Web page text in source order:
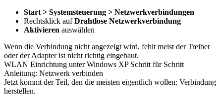
Start > Systemsteuerung > Netzwerkverbindungen
Rechtsklick aufDrahtlose Netzwerkverbindung
Aktivieren auswählen
Wenn die Verbindung nicht angezeigt wird, fehlt meist der Treiber
oder der Adapter ist nicht richtig eingebaut.
WLAN Einrichtung unter Windows XP Schritt für Schritt
Anleitung: Netzwerk verbinden
Jetzt kommt der Teil, den die meisten eigentlich wollen: Verbindung
herstellen.